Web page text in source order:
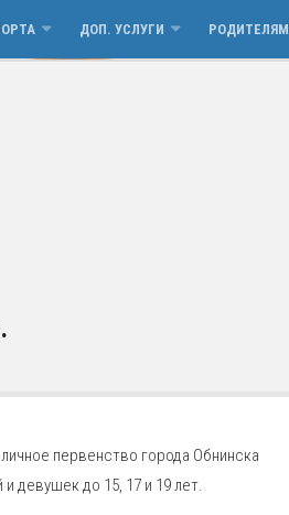
ДОП. УСЛУГИ РОДИТЕЛЯМ
первенство города Обнинска
девушек до 15, 17 и 19 лет.